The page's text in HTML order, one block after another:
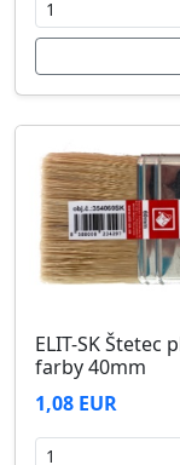
ELIT-SK Štetec
farby 40mm
1,08 EUR